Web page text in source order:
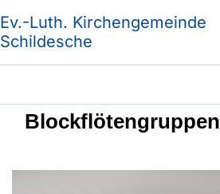
Ev.-Luth. Kirchengemeinde
Schildesche
Blockflötengruppen